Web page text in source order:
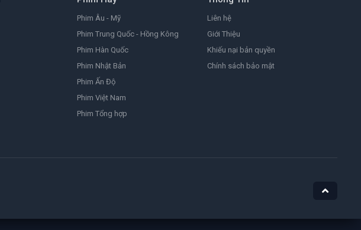
Đảo Hải Tặc
One Piece
9.0
Ám Ảnh
Phim Âu - Mỹ
Phim Trung Quốc - Hồng Kông
Phim Hàn Quốc
Phim Nhật Bản
Phim Ấn Độ
Phim Việt Nam
Phim Tổng hợp
Liên hệ
Giới Thiệu
Khiếu nại bản quyền
Chính sách bảo mật